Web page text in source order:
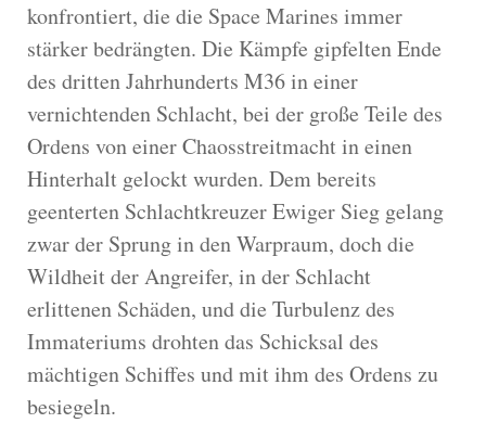
konfrontiert, die die Space Marines immer
stärker bedrängten. Die Kämpfe gipfelten Ende
des dritten Jahrhunderts M36 in einer
vernichtenden Schlacht, bei der große Teile des
Ordens von einer Chaosstreitmacht in einen
Hinterhalt gelockt wurden. Dem bereits
geenterten Schlachtkreuzer Ewiger Sieg gelang
zwar der Sprung in den Warpraum, doch die
Wildheit der Angreifer, in der Schlacht
erlittenen Schäden, und die Turbulenz des
Immateriums drohten das Schicksal des
mächtigen Schiffes und mit ihm des Ordens zu
besiegeln.